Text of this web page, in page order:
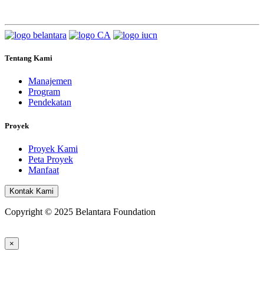
Tentang Kami
Manajemen
Program
Pendekatan
Proyek
Proyek Kami
Peta Proyek
Manfaat
Kontak Kami
Copyright © 2025 Belantara Foundation
×